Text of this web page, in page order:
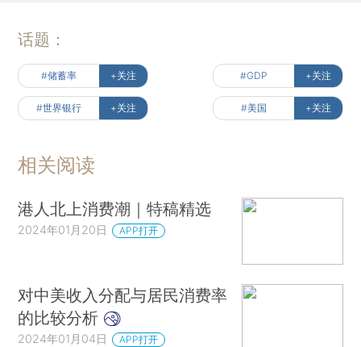
话题：
#储蓄率 +关注 #GDP +关注
#世界银行 +关注 #美国 +关注
相关阅读
港人北上消费潮｜特稿精选
2024年01月20日 APP打开
对中美收入分配与居民消费率
的比较分析
2024年01月04日 APP打开